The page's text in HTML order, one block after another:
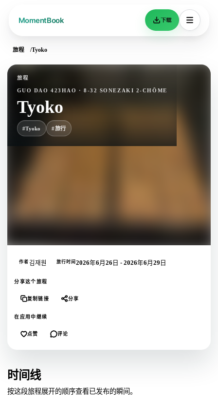
下载
旅程 Tyoko
旅程
GUO DAO 423HAO · 8-32 SONEZAKI 2-CHŌME
Tyoko
#Tyoko #旅行
作者 김재원 旅行时间2026年6月26日 - 2026年6月29日
分享这个旅程
复制链接 分享
在应用中继续
点赞 评论
时间线
按这段旅程展开的顺序查看已发布的瞬间。